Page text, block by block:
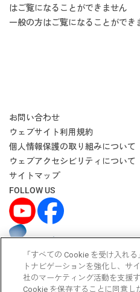
はご覧になることができません
一般の方はご覧になることができ
お問い合わせ
ウェブサイト利用規約
個人情報保護の取り組みについて
ウェブアクセシビリティについて
サイトマップ
FOLLOW US
大塚グループ
大塚ホールディングス
大塚製薬
「すべての Cookie を受け入れ
トナビゲーションを強化し、サ
社のマーケティング活動を支援
Cookie を保存することに同意し